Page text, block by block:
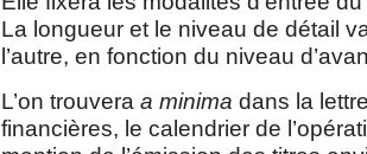
La longueur et le niveau de détail
l’autre, en fonction du niveau
L’on trouvera a minima dans la
financières, le calendrier de